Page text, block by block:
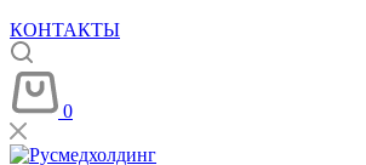
КОНТАКТЫ
0